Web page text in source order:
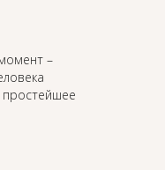
–
простейшее